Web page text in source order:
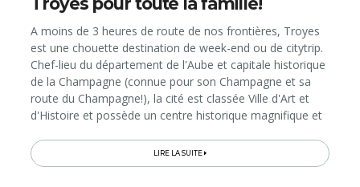
A moins de 3 heures de route de nos frontières, Troyes
est une chouette destination de week-end ou de citytrip.
Chef-lieu du département de l'Aube et capitale historique
de la Champagne (connue pour son Champagne et sa
route du Champagne!), la cité est classée Ville d'Art et
d'Histoire et possède un centre historique magnifique et
plongée au Moyen-Age et à la Renaissance. Détail
insolite: ce centre historique, avec ses ruelles, courettes
LIRE LA SUITE